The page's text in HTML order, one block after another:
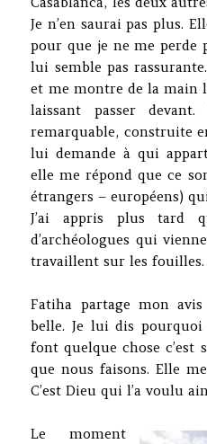
Je n’en saurai pas plus.
pour que je ne me perde
lui semble pas
et me montre de la main
laissant passer
remarquable, construite
lui demande à qui
elle me répond que ce
étrangers – européens)
J’ai appris plus tard
d’archéologues qui
travaillent sur les fouilles.
Fatiha partage mon
belle. Je lui dis pourquoi
font quelque chose c’est
que nous faisons. Elle
C’est Dieu qui l’a voulu
Le moment